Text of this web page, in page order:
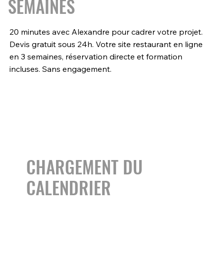
SEMAINES
20 minutes avec Alexandre pour cadrer votre projet.
Devis gratuit sous 24h. Votre site restaurant en ligne
en 3 semaines, réservation directe et formation
incluses. Sans engagement.
CHARGEMENT DU
CALENDRIER